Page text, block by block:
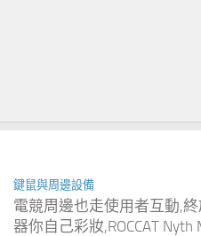
鍵鼠與周邊設備
電競周邊也走使用者互動,
器你自己彩妝,ROCCAT